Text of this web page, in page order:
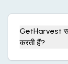
GetHarvest
करती हैं?